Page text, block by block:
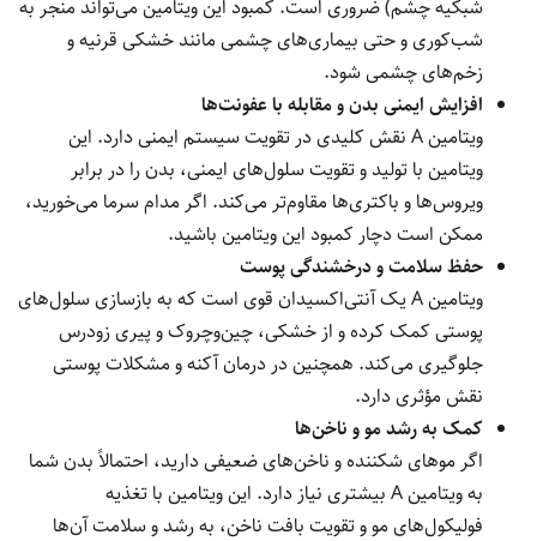
شبکیه چشم) ضروری است. کمبود این ویتامین می‌تواند منجر به
شب‌کوری و حتی بیماری‌های چشمی مانند خشکی قرنیه و
زخم‌های چشمی شود.
افزایش ایمنی بدن و مقابله با عفونت‌ها
ویتامین A نقش کلیدی در تقویت سیستم ایمنی دارد. این
ویتامین با تولید و تقویت سلول‌های ایمنی، بدن را در برابر
ویروس‌ها و باکتری‌ها مقاوم‌تر می‌کند. اگر مدام سرما می‌خورید،
ممکن است دچار کمبود این ویتامین باشید.
حفظ سلامت و درخشندگی پوست
ویتامین A یک آنتی‌اکسیدان قوی است که به بازسازی سلول‌های
پوستی کمک کرده و از خشکی، چین‌وچروک و پیری زودرس
جلوگیری می‌کند. همچنین در درمان آکنه و مشکلات پوستی
نقش مؤثری دارد.
کمک به رشد مو و ناخن‌ها
اگر موهای شکننده و ناخن‌های ضعیفی دارید، احتمالاً بدن شما
به ویتامین A بیشتری نیاز دارد. این ویتامین با تغذیه
فولیکول‌های مو و تقویت بافت ناخن، به رشد و سلامت آن‌ها